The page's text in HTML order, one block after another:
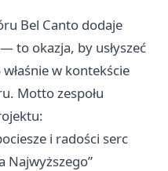
Bel Canto dodaje
to okazja, by usłyszeć
w kontekście
Motto zespołu
i radości serc
Najwyższego”